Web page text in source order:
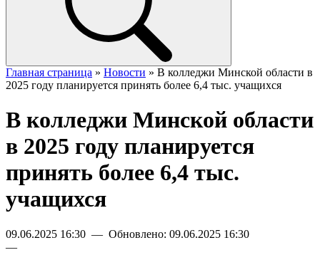
Главная страница » Новости » В колледжи Минской области в
2025 году планируется принять более 6,4 тыс. учащихся
В колледжи Минской области
в 2025 году планируется
принять более 6,4 тыс.
учащихся
09.06.2025 16:30 — Обновлено: 09.06.2025 16:30
—